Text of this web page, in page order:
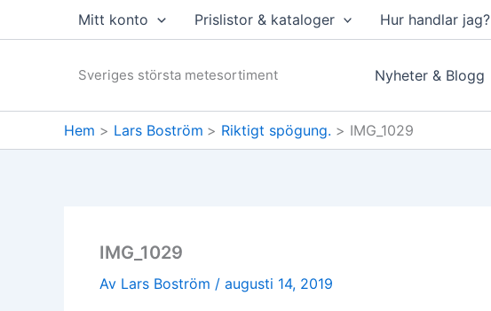
Mitt konto Prislistor & kataloger Hur handlar jag?
Sveriges största metesortiment Nyheter & Blogg
Hem Lars Boström Riktigt spögung. IMG_1029
IMG_1029
Av Lars Boström / augusti 14, 2019